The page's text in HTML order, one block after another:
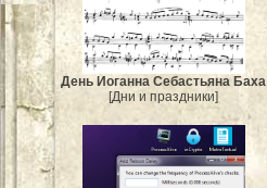
День Иоганна Себастьяна Баха
[Дни и праздники]